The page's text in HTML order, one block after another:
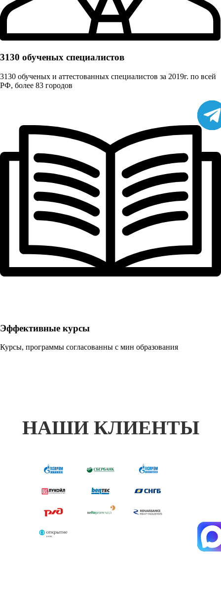
3130 обученых cпециалистов
3130 обученых и аттестованных специалистов за 2019г. по всей
РФ, более 83 городов
Эффективные курсы
Курсы, программы согласованны с мин образования
НАШИ КЛИЕНТЫ